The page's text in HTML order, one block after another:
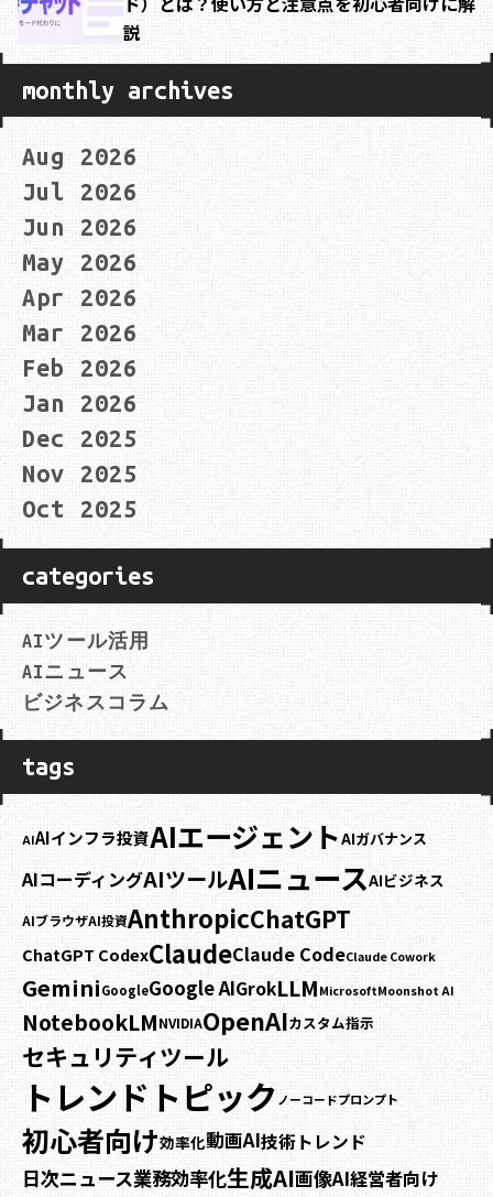
説
monthly archives
Aug 2026
Jul 2026
Jun 2026
May 2026
Apr 2026
Mar 2026
Feb 2026
Jan 2026
Dec 2025
Nov 2025
Oct 2025
categories
AIツール活用
AIニュース
ビジネスコラム
tags
AIAIインフラ投資AIエージェントAIガバナンス
AIコーディングAIツールAIニュースAIビジネス
AIブラウザAI投資AnthropicChatGPT
ChatGPT CodexClaudeClaude CodeClaude Cowork
GeminiGoogleGoogle AIGrokLLM MicrosoftMoonshot AI
NotebookLMNVIDIAOpenAIカスタム指示
セキュリティツール
トレンドトピック ノーコードプロンプト
初心者向け効率化動画AI技術トレンド
日次ニュース業務効率化生成AI画像AI経営者向け